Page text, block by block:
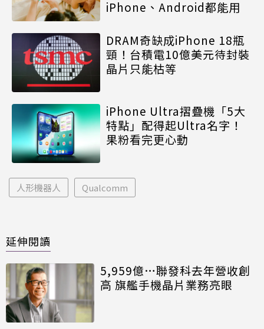
iPhone、Android都能用
DRAM奇缺成iPhone 18瓶
頸！台積電10億美元待封裝
晶片只能枯等
iPhone Ultra摺疊機「5大
特點」配得起Ultra名字！
果粉看完更心動
人形機器人 Qualcomm
延伸閱讀
5,959億…聯發科去年營收創
高 旗艦手機晶片業務亮眼